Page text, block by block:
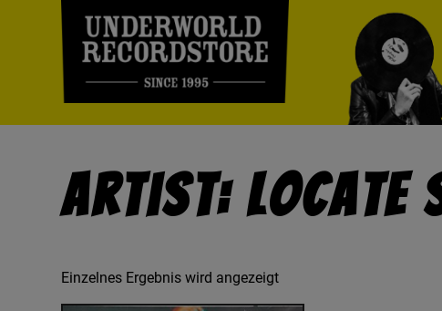
Artist: Locate
Einzelnes Ergebnis wird angezeigt